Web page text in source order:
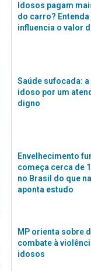
Idosos pagam
do carro? Entenda
influencia o valor
Saúde sufocada:
idoso por um
digno
Envelhecimento
começa cerca de
no Brasil do que
aponta estudo
MP orienta sobre
combate à
idosos